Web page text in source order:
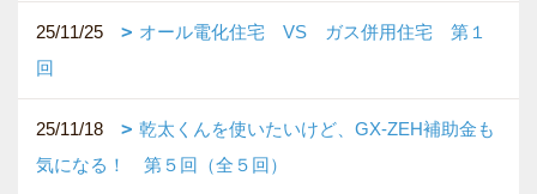
25/11/25
オール電化住宅 VS ガス併用住宅 第１
回
25/11/18
乾太くんを使いたいけど、GX-ZEH補助金も
気になる！ 第５回（全５回）